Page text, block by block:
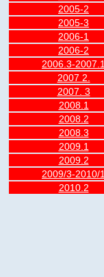
2005-2
2005-3
2006-1
2006-2
2006.3-2007.1
2007 2.
2007. 3
2008.1
2008.2
2008.3
2009.1
2009.2
2009/3-2010/1
2010.2